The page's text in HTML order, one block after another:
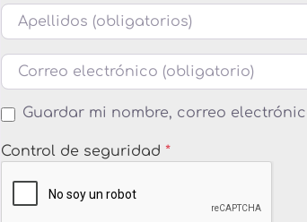
Nombre
Correo electrónico
Guardar mi nombre, correo
Control de seguridad *